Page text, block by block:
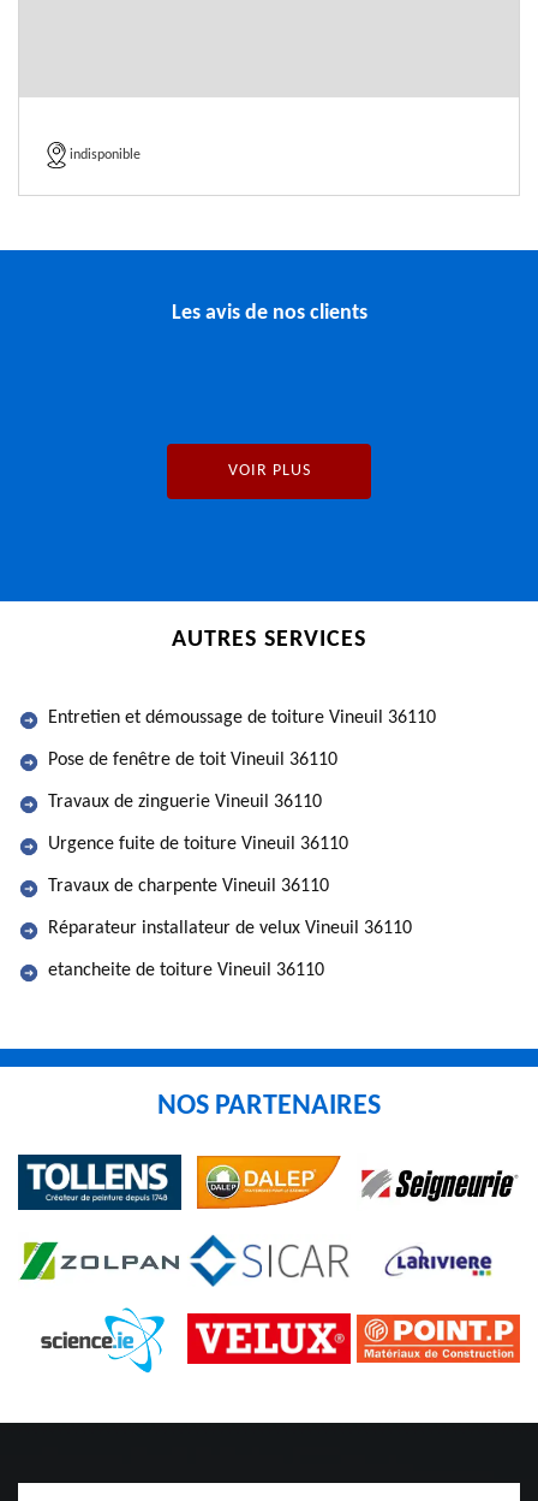
indisponible
Les avis de nos clients
VOIR PLUS
AUTRES SERVICES
Entretien et démoussage de toiture Vineuil 36110
Pose de fenêtre de toit Vineuil 36110
Travaux de zinguerie Vineuil 36110
Urgence fuite de toiture Vineuil 36110
Travaux de charpente Vineuil 36110
Réparateur installateur de velux Vineuil 36110
etancheite de toiture Vineuil 36110
NOS PARTENAIRES